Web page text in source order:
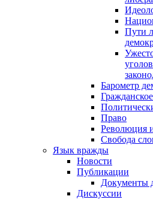
Пути
Барометр
Право
Революция
Свобода
Язык вражды
Новости
Публикации
Документы
Дискуссии